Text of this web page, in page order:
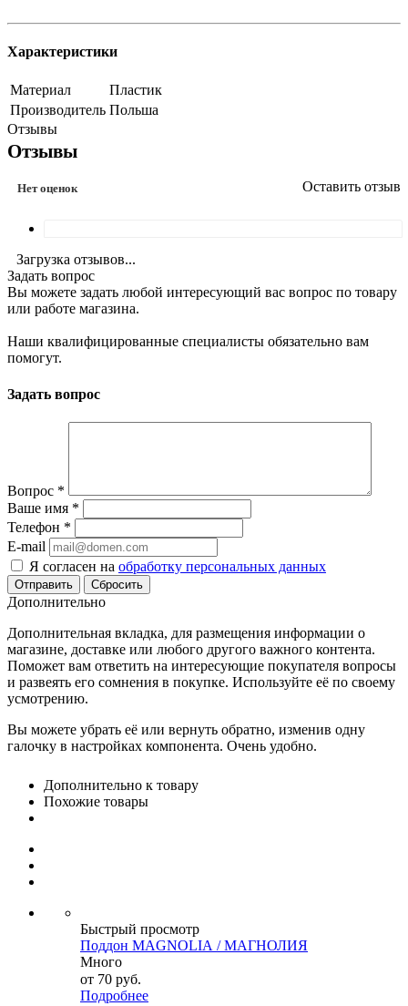
Характеристики
Материал
Пластик
Производитель Польша
Отзывы
Отзывы
Нет оценок Оставить отзыв
Загрузка отзывов...
Задать вопрос
Вы можете задать любой интересующий вас вопрос по товару
или работе магазина.
Наши квалифицированные специалисты обязательно вам
помогут.
Задать вопрос
Вопрос *
Ваше имя *
Телефон *
E-mail
Я согласен на обработку персональных данных
Сбросить
Дополнительно
Дополнительная вкладка, для размещения информации о
магазине, доставке или любого другого важного контента.
Поможет вам ответить на интересующие покупателя вопросы
и развеять его сомнения в покупке. Используйте её по своему
усмотрению.
Вы можете убрать её или вернуть обратно, изменив одну
галочку в настройках компонента. Очень удобно.
Дополнительно к товару
Похожие товары
Быстрый просмотр
Поддон MAGNOLIА / МАГНОЛИЯ
Много
от 70 руб.
Подробнее